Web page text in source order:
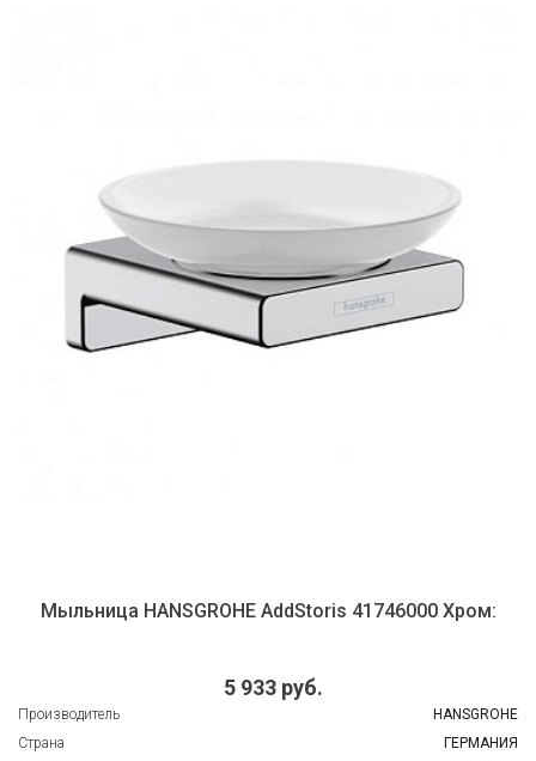
Мыльница HANSGROHE AddStoris 41746000 Хром:
5 933 руб.
Производитель
HANSGROHE
Страна
ГЕРМАНИЯ